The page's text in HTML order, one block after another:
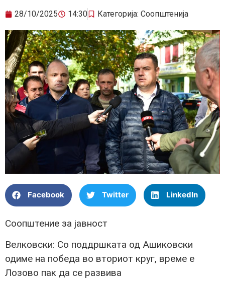
28/10/2025 14:30 Категорија: Соопштенија
Facebook Twitter LinkedIn
Соопштение за јавност
Велковски: Со поддршката од Ашиковски
одиме на победа во вториот круг, време е
Лозово пак да се развива